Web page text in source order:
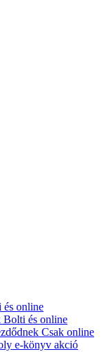
és online
Bolti és online
Csak online
e-könyv akció